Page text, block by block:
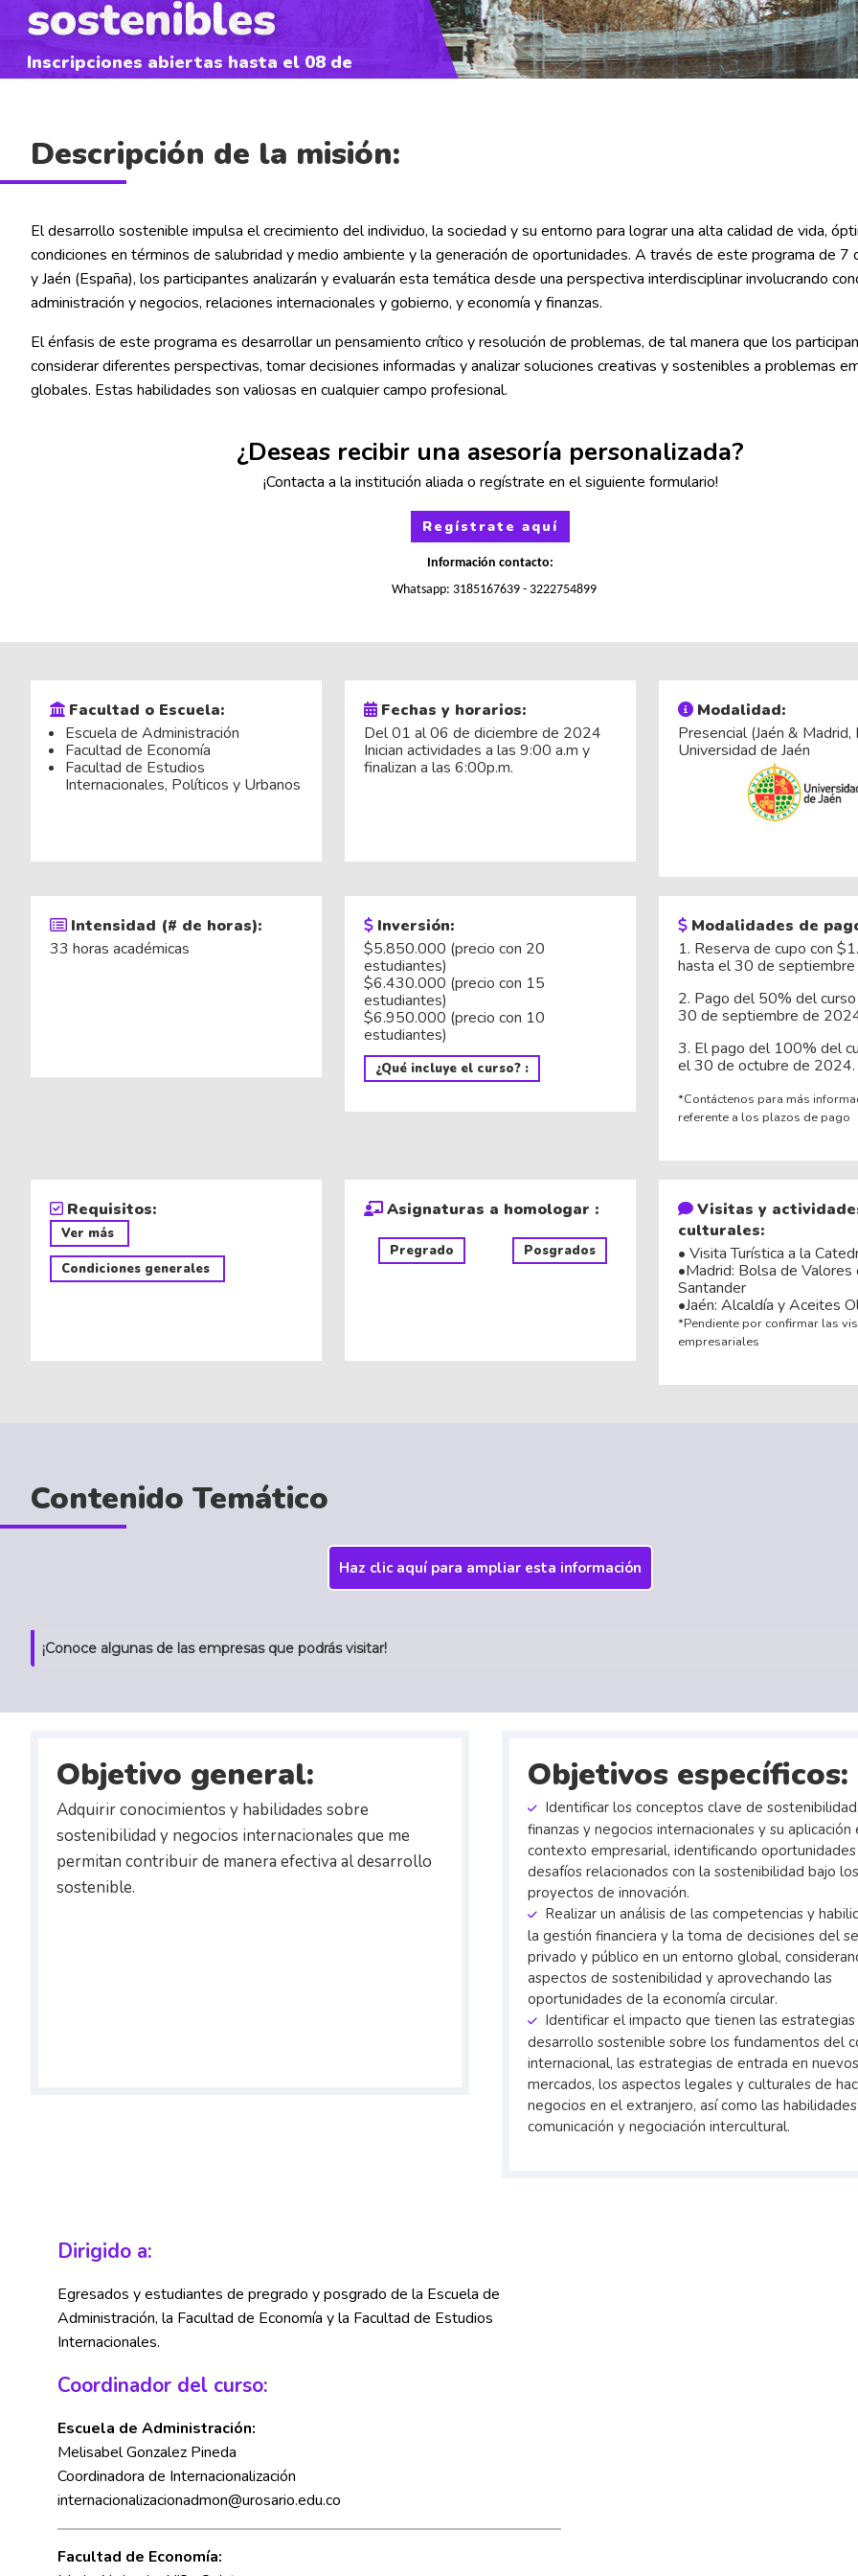
sostenibles
Inscripciones abiertas hasta el 08 de
noviembre de 2024
Descripción de la misión:
El desarrollo sostenible impulsa el crecimiento del individuo, la sociedad y su entorno para lograr una alta calidad de vida,
condiciones en términos de salubridad y medio ambiente y la generación de oportunidades. A través de este programa de 7
y Jaén (España), los participantes analizarán y evaluarán esta temática desde una perspectiva interdisciplinar involucrando
administración y negocios, relaciones internacionales y gobierno, y economía y finanzas.
El énfasis de este programa es desarrollar un pensamiento crítico y resolución de problemas, de tal manera que los
considerar diferentes perspectivas, tomar decisiones informadas y analizar soluciones creativas y sostenibles a problemas
globales. Estas habilidades son valiosas en cualquier campo profesional.
¿Deseas recibir una asesoría personalizada?
¡Contacta a la institución aliada o regístrate en el siguiente formulario!
Regístrate aquí
Información contacto:
Whatsapp: 3185167639 - 3222754899
Facultad o Escuela:
Escuela de Administración
Facultad de Economía
Facultad de Estudios
Internacionales, Políticos y Urbanos
Fechas y horarios:
Del 01 al 06 de diciembre de 2024
Inician actividades a las 9:00 a.m y
finalizan a las 6:00p.m.
Modalidad:
Presencial (Jaén & Madrid,
Universidad de Jaén
Intensidad (# de horas):
33 horas académicas
Inversión:
$5.850.000 (precio con 20
estudiantes)
$6.430.000 (precio con 15
estudiantes)
$6.950.000 (precio con 10
estudiantes)
¿Qué incluye el curso? :
Modalidades de
1. Reserva de cupo con
hasta el 30 de
2. Pago del 50% del
30 de septiembre de
3. El pago del 100% del
el 30 de octubre de 2024.
*Contáctenos para más
referente a los plazos de pago
Requisitos:
Ver más
Condiciones generales
Asignaturas a homologar :
Pregrado Posgrados
Visitas y
culturales:
• Visita Turística a la
•Madrid: Bolsa de Valores
Santander
•Jaén: Alcaldía y Aceites
*Pendiente por confirmar las
empresariales
Contenido Temático
Haz clic aquí para ampliar esta información
¡Conoce algunas de las empresas que podrás visitar!
Objetivo general:
Adquirir conocimientos y habilidades sobre
sostenibilidad y negocios internacionales que me
permitan contribuir de manera efectiva al desarrollo
sostenible.
Objetivos específicos:
Identificar los conceptos clave de sostenibilidad,
finanzas y negocios internacionales y su aplicación
contexto empresarial, identificando
desafíos relacionados con la sostenibilidad bajo los
proyectos de innovación.
Realizar un análisis de las competencias y
la gestión financiera y la toma de decisiones del
privado y público en un entorno global,
aspectos de sostenibilidad y aprovechando las
oportunidades de la economía circular.
Identificar el impacto que tienen las
desarrollo sostenible sobre los fundamentos del
internacional, las estrategias de entrada en nuevos
mercados, los aspectos legales y culturales de
negocios en el extranjero, así como las
comunicación y negociación intercultural.
Dirigido a:
Egresados y estudiantes de pregrado y posgrado de la Escuela de
Administración, la Facultad de Economía y la Facultad de Estudios
Internacionales.
Coordinador del curso:
Escuela de Administración:
Melisabel Gonzalez Pineda
Coordinadora de Internacionalización
internacionalizacionadmon@urosario.edu.co
Facultad de Economía: